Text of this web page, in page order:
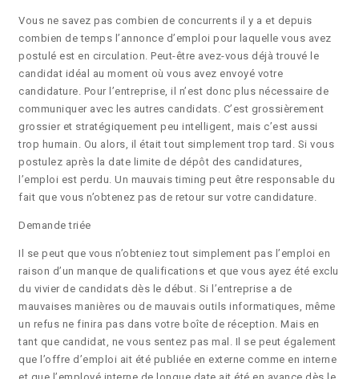
Vous ne savez pas combien de concurrents il y a et depuis
combien de temps l’annonce d’emploi pour laquelle vous avez
postulé est en circulation. Peut-être avez-vous déjà trouvé le
candidat idéal au moment où vous avez envoyé votre
candidature. Pour l’entreprise, il n’est donc plus nécessaire de
communiquer avec les autres candidats. C’est grossièrement
grossier et stratégiquement peu intelligent, mais c’est aussi
trop humain. Ou alors, il était tout simplement trop tard. Si vous
postulez après la date limite de dépôt des candidatures,
l’emploi est perdu. Un mauvais timing peut être responsable du
fait que vous n’obtenez pas de retour sur votre candidature.
Demande triée
Il se peut que vous n’obteniez tout simplement pas l’emploi en
raison d’un manque de qualifications et que vous ayez été exclu
du vivier de candidats dès le début. Si l’entreprise a de
mauvaises manières ou de mauvais outils informatiques, même
un refus ne finira pas dans votre boîte de réception. Mais en
tant que candidat, ne vous sentez pas mal. Il se peut également
que l’offre d’emploi ait été publiée en externe comme en interne